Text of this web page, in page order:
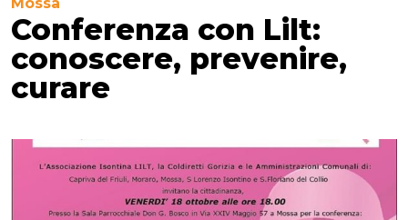
Conferenza con Lilt:
conoscere, prevenire,
curare